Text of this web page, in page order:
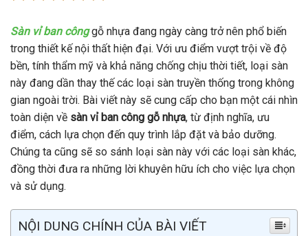
Sàn vỉ ban công gỗ nhựa đang ngày càng trở nên phổ biến
trong thiết kế nội thất hiện đại. Với ưu điểm vượt trội về độ
bền, tính thẩm mỹ và khả năng chống chịu thời tiết, loại sàn
này đang dần thay thế các loại sàn truyền thống trong không
gian ngoài trời. Bài viết này sẽ cung cấp cho bạn một cái nhìn
toàn diện về sàn vỉ ban công gỗ nhựa, từ định nghĩa, ưu
điểm, cách lựa chọn đến quy trình lắp đặt và bảo dưỡng.
Chúng ta cũng sẽ so sánh loại sàn này với các loại sàn khác,
đồng thời đưa ra những lời khuyên hữu ích cho việc lựa chọn
và sử dụng.
NỘI DUNG CHÍNH CỦA BÀI VIẾT